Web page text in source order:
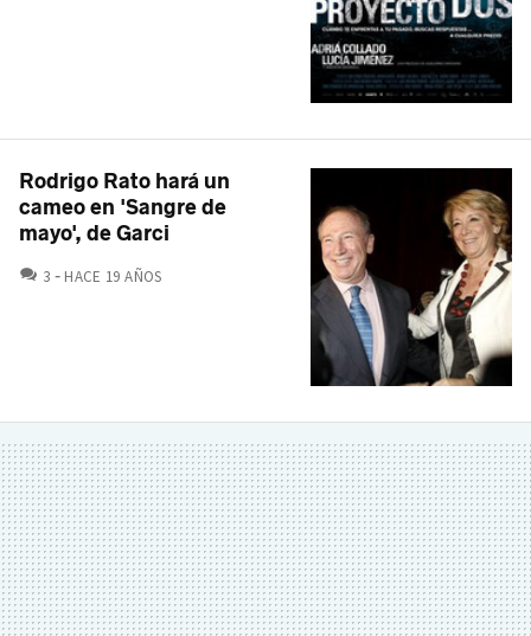
Rodrigo Rato hará un
cameo en 'Sangre de
mayo', de Garci
3 COMENTARIOS
HACE 19 AÑOS